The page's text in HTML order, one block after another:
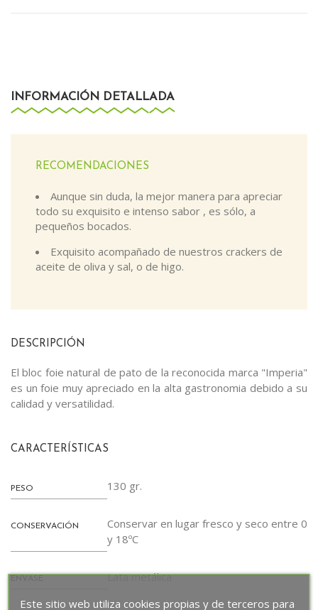
INFORMACIÓN DETALLADA
RECOMENDACIONES
Aunque sin duda, la mejor manera para apreciar
todo su exquisito e intenso sabor , es sólo, a
pequeños bocados.
Exquisito acompañado de nuestros crackers de
aceite de oliva y sal, o de higo.
DESCRIPCIÓN
El bloc foie natural de pato de la reconocida marca "Imperia"
es un foie muy apreciado en la alta gastronomia debido a su
calidad y versatilidad.
CARACTERÍSTICAS
PESO 130 gr.
CONSERVACIÓN
Conservar en lugar fresco y seco entre 0
y 18ºC
Lata metálica
Este sitio web utiliza cookies propias y de terceros para